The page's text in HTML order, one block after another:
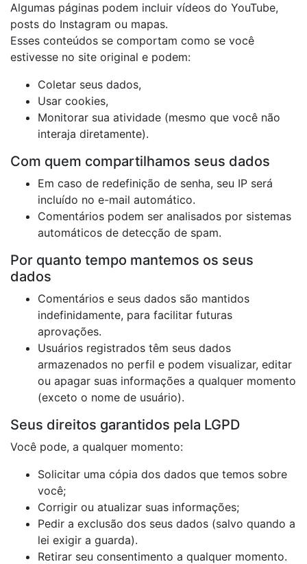
Algumas páginas podem incluir vídeos do YouTube,
posts do Instagram ou mapas.
Esses conteúdos se comportam como se você
estivesse no site original e podem:
Coletar seus dados,
Usar cookies,
Monitorar sua atividade (mesmo que você não
interaja diretamente).
Com quem compartilhamos seus dados
Em caso de redefinição de senha, seu IP será
incluído no e-mail automático.
Comentários podem ser analisados por sistemas
automáticos de detecção de spam.
Por quanto tempo mantemos os seus
dados
Comentários e seus dados são mantidos
indefinidamente, para facilitar futuras
aprovações.
Usuários registrados têm seus dados
armazenados no perfil e podem visualizar, editar
ou apagar suas informações a qualquer momento
(exceto o nome de usuário).
Seus direitos garantidos pela LGPD
Você pode, a qualquer momento:
Solicitar uma cópia dos dados que temos sobre
você;
Corrigir ou atualizar suas informações;
Pedir a exclusão dos seus dados (salvo quando a
lei exigir a guarda).
Retirar seu consentimento a qualquer momento.